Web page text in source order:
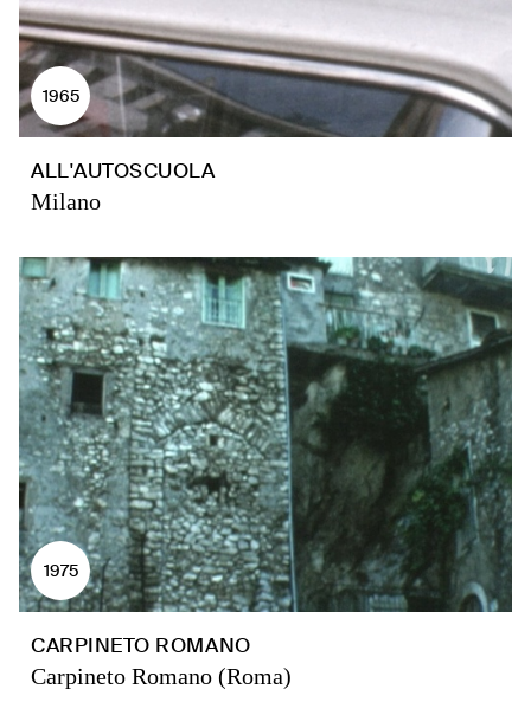
1965
ALL'AUTOSCUOLA
Milano
1975
CARPINETO ROMANO
Carpineto Romano (Roma)